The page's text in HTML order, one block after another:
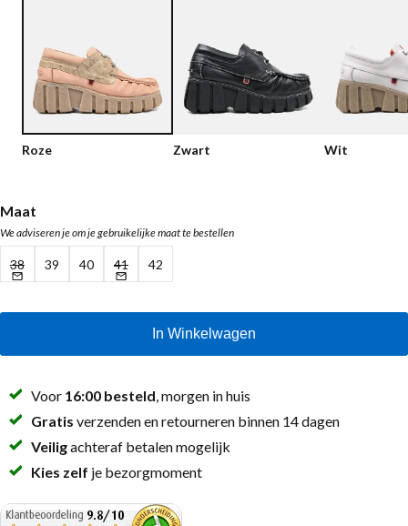
Sandalen
Loafers
Bikerboots
Enkellaarsjes met rits
Chelseaboots
Roze Zwart Wit
Maat
We adviseren je om je gebruikelijke maat te bestellen
38 39 40 41 42
In Winkelwagen
Voor 16:00 besteld , morgen in huis
Gratis verzenden en retourneren binnen 14 dagen
Veiligachteraf betalen mogelijk
Kies zelf je bezorgmoment